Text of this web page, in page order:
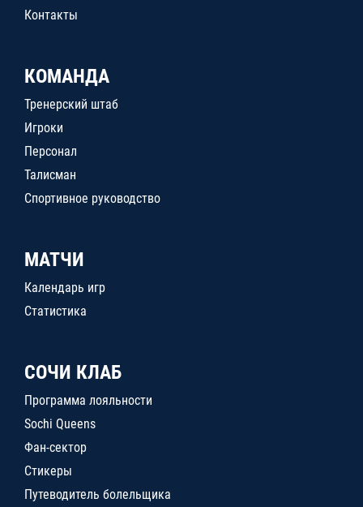
Контакты
КОМАНДА
Тренерский штаб
Игроки
Персонал
Талисман
Спортивное руководство
МАТЧИ
Календарь игр
Статистика
СОЧИ КЛАБ
Программа лояльности
Sochi Queens
Фан-сектор
Стикеры
Путеводитель болельщика